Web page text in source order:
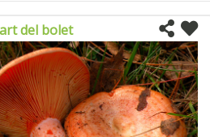
del bolet